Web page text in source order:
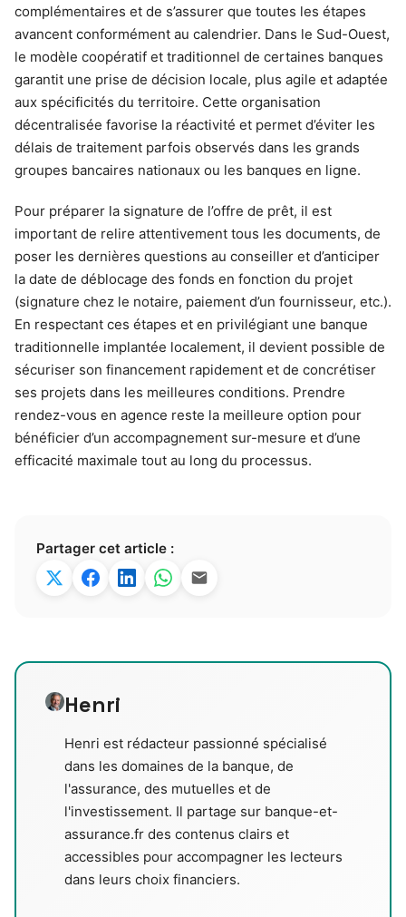
complémentaires et de s’assurer que toutes les étapes
avancent conformément au calendrier. Dans le Sud-Ouest,
le modèle coopératif et traditionnel de certaines banques
garantit une prise de décision locale, plus agile et adaptée
aux spécificités du territoire. Cette organisation
décentralisée favorise la réactivité et permet d’éviter les
délais de traitement parfois observés dans les grands
groupes bancaires nationaux ou les banques en ligne.
Pour préparer la signature de l’offre de prêt, il est
important de relire attentivement tous les documents, de
poser les dernières questions au conseiller et d’anticiper
la date de déblocage des fonds en fonction du projet
(signature chez le notaire, paiement d’un fournisseur, etc.).
En respectant ces étapes et en privilégiant une banque
traditionnelle implantée localement, il devient possible de
sécuriser son financement rapidement et de concrétiser
ses projets dans les meilleures conditions. Prendre
rendez-vous en agence reste la meilleure option pour
bénéficier d’un accompagnement sur-mesure et d’une
efficacité maximale tout au long du processus.
Partager cet article :
Henri
Henri est rédacteur passionné spécialisé
dans les domaines de la banque, de
l'assurance, des mutuelles et de
l'investissement. Il partage sur banque-et-
assurance.fr des contenus clairs et
accessibles pour accompagner les lecteurs
dans leurs choix financiers.